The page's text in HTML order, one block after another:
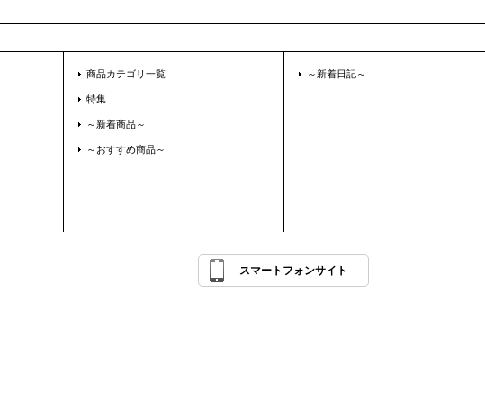
商品カテゴリ一覧
特集
～新着商品～
～おすすめ商品～
～新着日記～
スマートフォンサイト